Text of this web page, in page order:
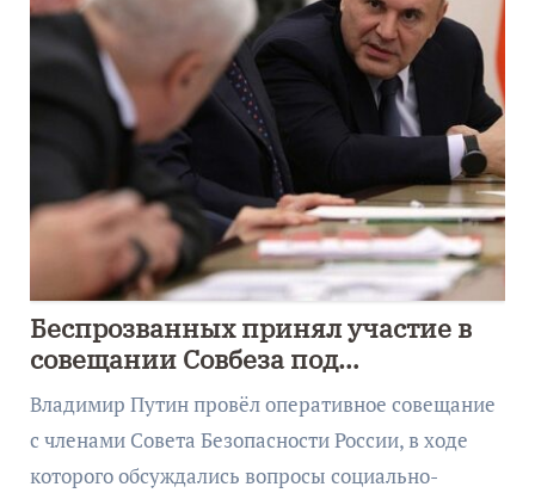
Беспрозванных принял участие в
совещании Совбеза под
руководством Путина
Владимир Путин провёл оперативное совещание
с членами Совета Безопасности России, в ходе
которого обсуждались вопросы социально-